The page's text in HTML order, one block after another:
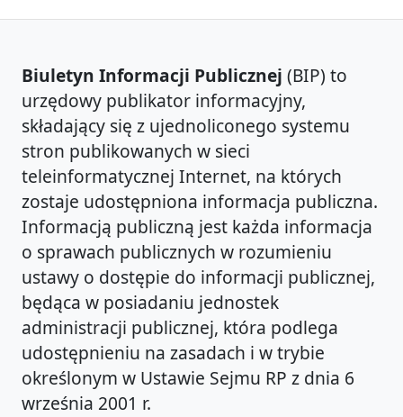
Biuletyn Informacji Publicznej (BIP) to
urzędowy publikator informacyjny,
składający się z ujednoliconego systemu
stron publikowanych w sieci
teleinformatycznej Internet, na których
zostaje udostępniona informacja publiczna.
Informacją publiczną jest każda informacja
o sprawach publicznych w rozumieniu
ustawy o dostępie do informacji publicznej,
będąca w posiadaniu jednostek
administracji publicznej, która podlega
udostępnieniu na zasadach i w trybie
określonym w Ustawie Sejmu RP z dnia 6
września 2001 r.